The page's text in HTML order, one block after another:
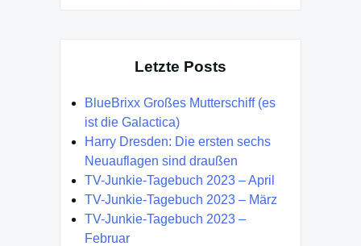
Letzte Posts
BlueBrixx Großes Mutterschiff (es
ist die Galactica)
Harry Dresden: Die ersten sechs
Neuauflagen sind draußen
TV-Junkie-Tagebuch 2023 – April
TV-Junkie-Tagebuch 2023 – März
TV-Junkie-Tagebuch 2023 –
Februar